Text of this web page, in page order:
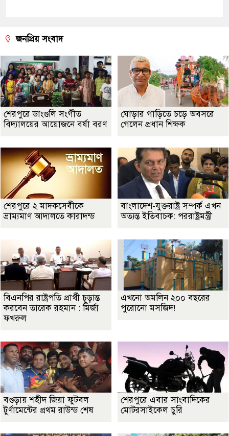
জনপ্রিয় সংবাদ
শেরপুরে ডাংগুলি সংগীত
বিদ্যালয়ের আয়োজনে বর্ষা বরণ
ঘোড়ার গাড়িতে চড়ে অবসরে
গেলেন প্রধান শিক্ষক
শেরপুরে ২ মাদকসেবীকে
ভ্রাম্যমাণ আদালতে কারাদন্ড
বাংলাদেশ-যুক্তরাষ্ট্র সম্পর্ক এখন
অত্যন্ত ইতিবাচক: পররাষ্ট্রমন্ত্রী
বিএনপির রাষ্ট্রপতি প্রার্থী চূড়ান্ত
করবেন তারেক রহমান : মির্জা
ফখরুল
এখনো অমলিন ২০০ বছরের
পুরোনো মসজিদ!
বগুড়ায় শহীদ জিয়া ফুটবল
টুর্ণামেন্টের প্রথম রাউন্ড শেষ
শেরপুরে এবার সাংবাদিকের
মোটরসাইকেল চুরি